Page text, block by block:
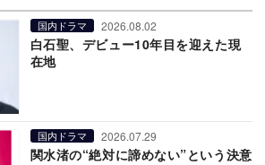
国内ドラマ 2026.08.02
白石聖、デビュー10年目を迎えた現
在地
国内ドラマ 2026.07.29
関水渚の“絶対に諦めない”という決意